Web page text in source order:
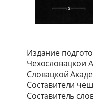
Издание
Чехословацкой
Словацкой
Составители
Составитель